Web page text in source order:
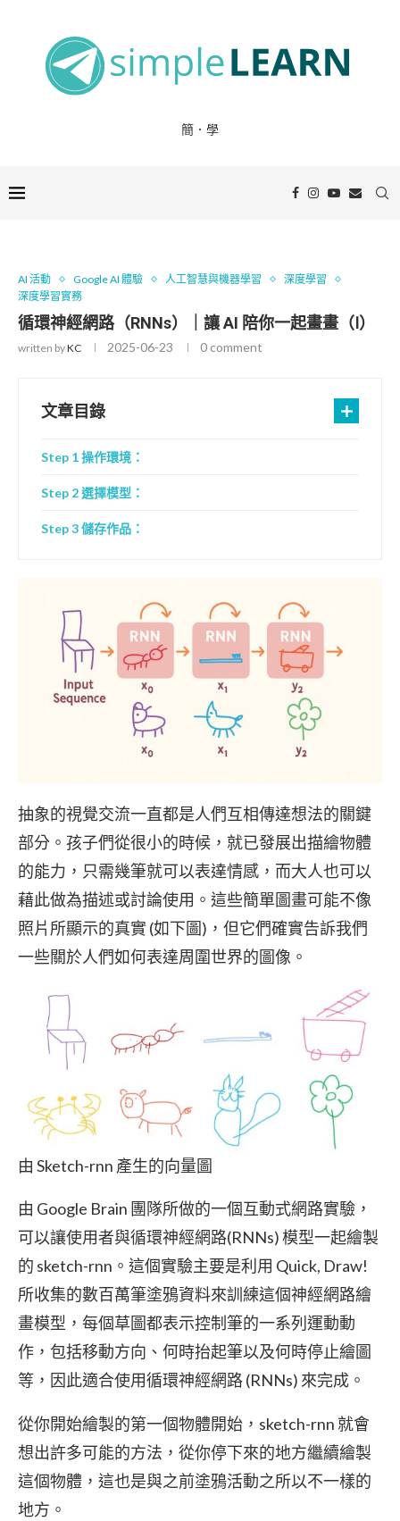
簡．學
AI 活動 Google AI 體驗 人工智慧與機器學習
深度學習
深度學習實務
循環神經網路（RNNs）｜讓 AI 陪你一起畫畫（Ⅰ）
written byKC 2025-06-23 0 comment
文章目錄
Step 1 操作環境：
Step 2 選擇模型：
Step 3 儲存作品：
抽象的視覺交流一直都是人們互相傳達想法的關鍵
部分。孩子們從很小的時候，就已發展出描繪物體
的能力，只需幾筆就可以表達情感，而大人也可以
藉此做為描述或討論使用。這些簡單圖畫可能不像
照片所顯示的真實 (如下圖)，但它們確實告訴我們
一些關於人們如何表達周圍世界的圖像。
由 Sketch-rnn 產生的向量圖
由 Google Brain 團隊所做的一個互動式網路實驗，
可以讓使用者與循環神經網路(RNNs) 模型一起繪製
的 sketch-rnn。這個實驗主要是利用 Quick, Draw!
所收集的數百萬筆塗鴉資料來訓練這個神經網路繪
畫模型，每個草圖都表示控制筆的一系列運動動
作，包括移動方向、何時抬起筆以及何時停止繪圖
等，因此適合使用循環神經網路 (RNNs) 來完成。
從你開始繪製的第一個物體開始，sketch-rnn 就會
想出許多可能的方法，從你停下來的地方繼續繪製
這個物體，這也是與之前塗鴉活動之所以不一樣的
地方。